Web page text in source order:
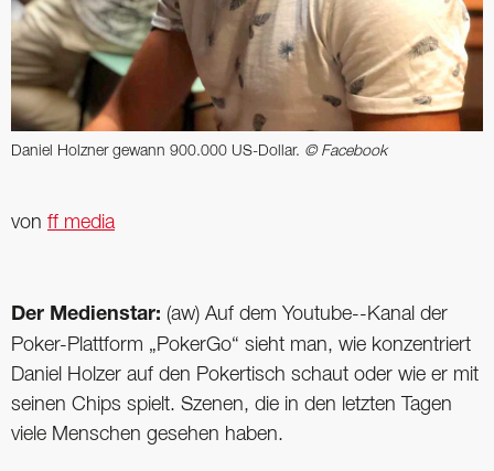
Daniel Holzner gewann 900.000 US-Dollar. © Facebook
von ff media
Der Medienstar: (aw) Auf dem Youtube--Kanal der
Poker-Plattform „PokerGo“ sieht man, wie konzentriert
Daniel Holzer auf den Pokertisch schaut oder wie er mit
seinen Chips spielt. Szenen, die in den letzten Tagen
viele Menschen gesehen haben.